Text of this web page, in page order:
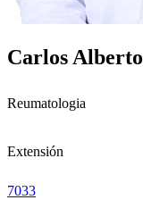
Carlos
Reumatologia
Extensión
7033